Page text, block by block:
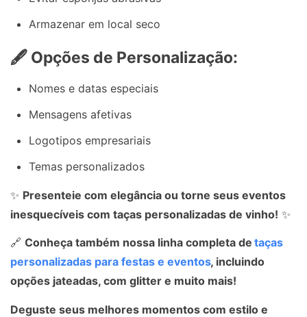
Armazenar em local seco
🖋️ Opções de Personalização:
Nomes e datas especiais
Mensagens afetivas
Logotipos empresariais
Temas personalizados
✨ Presenteie com elegância ou torne seus eventos
inesquecíveis com taças personalizadas de vinho! ✨
🔗 Conheça também nossa linha completa detaças
personalizadas para festas e eventos, incluindo
opções jateadas, com glitter e muito mais!
Deguste seus melhores momentos com estilo e